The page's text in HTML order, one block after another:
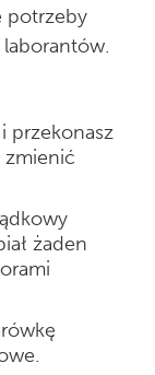
potrzeby
przekonasz
zmienić
żaden